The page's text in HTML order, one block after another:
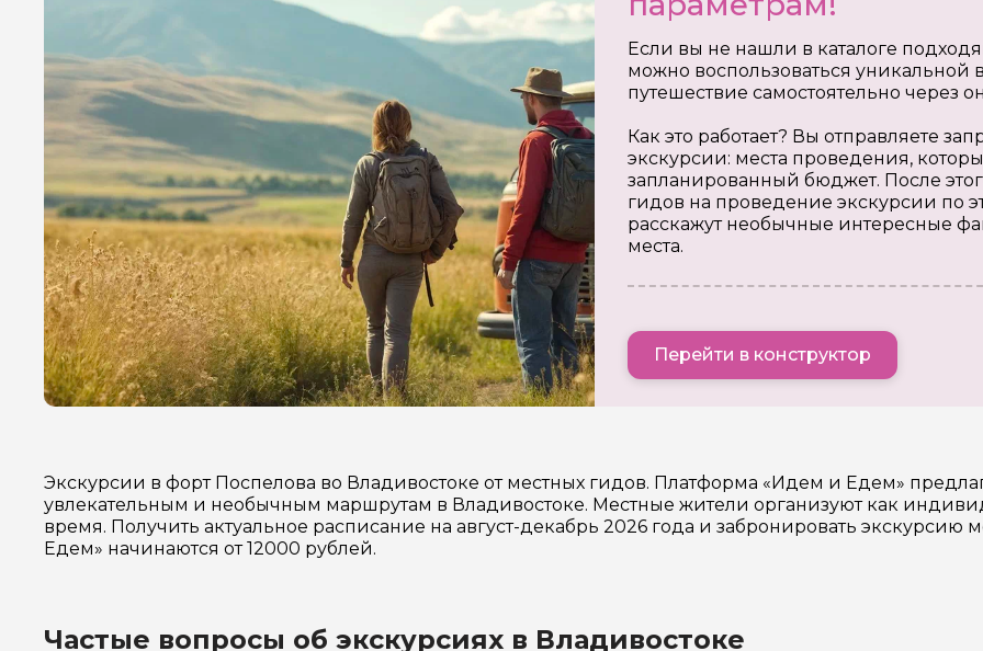
Если вы не нашли в каталоге
можно воспользоваться уникальной
путешествие самостоятельно через
Как это работает? Вы отправляете
экскурсии: места проведения,
запланированный бюджет. После
гидов на проведение экскурсии по
расскажут необычные интересные
места.
Перейти в конструктор
Экскурсии в форт Поспелова во Владивостоке от местных гидов. Платформа «Идем и Едем»
увлекательным и необычным маршрутам в Владивостоке. Местные жители организуют как
время. Получить актуальное расписание на август-декабрь 2026 года и забронировать
Едем» начинаются от 12000 рублей.
Частые вопросы об экскурсиях в Владивостоке